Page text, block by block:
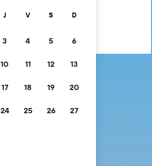
J V S D
3 4 5 6
10 11 12 13
17 18 19 20
24 25 26 27